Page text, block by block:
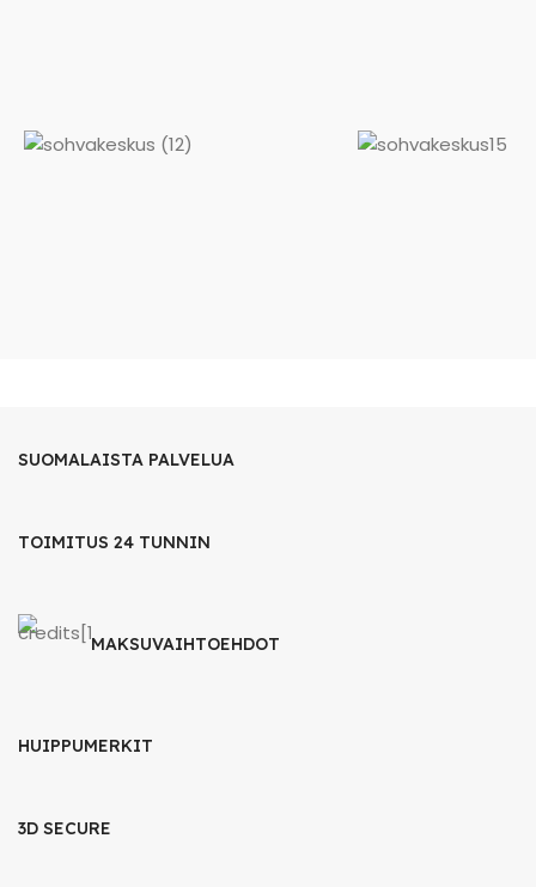
SUOMALAISTA PALVELUA
TOIMITUS 24 TUNNIN
MAKSUVAIHTOEHDOT
HUIPPUMERKIT
3D SECURE